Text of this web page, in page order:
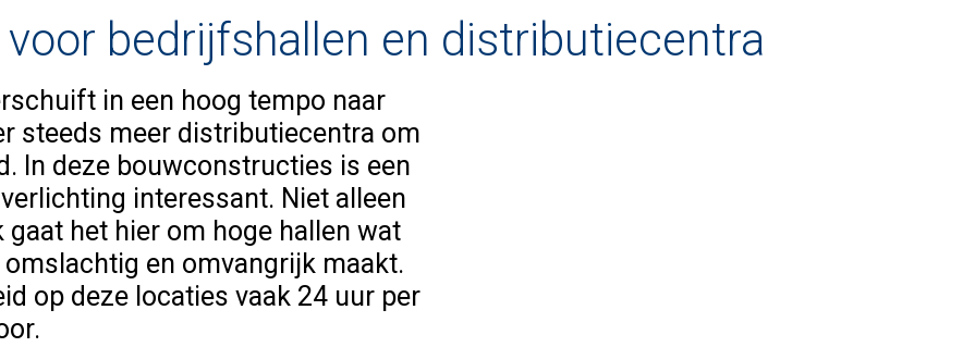
bedrijfshallen en distributiecentra
in een hoog tempo naar
steeds meer distributiecentra om
In deze bouwconstructies is een
interessant. Niet alleen
gaat het hier om hoge hallen wat
en omvangrijk maakt.
op deze locaties vaak 24 uur per